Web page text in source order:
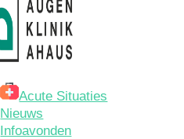
Acute Situaties
Nieuws
Infoavonden